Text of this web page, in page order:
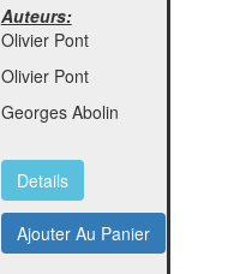
Auteurs:
Olivier Pont
Olivier Pont
Georges Abolin
Details
Ajouter Au Panier